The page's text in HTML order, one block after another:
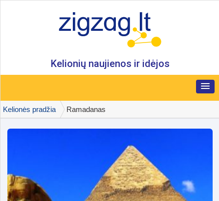
Kelionių naujienos ir idėjos
Kelionės pradžia Ramadanas